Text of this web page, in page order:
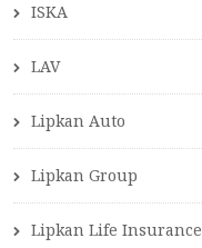
ISKA
LAV
Lipkan Auto
Lipkan Group
Lipkan Life Insurance